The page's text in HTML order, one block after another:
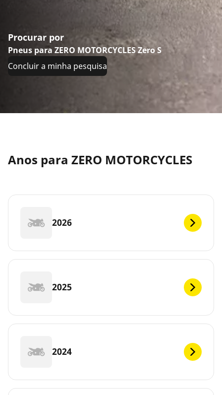
Procurar por
Pneus para ZERO MOTORCYCLES Zero S
Concluir a minha pesquisa
Anos para ZERO MOTORCYCLES
2026
2025
2024